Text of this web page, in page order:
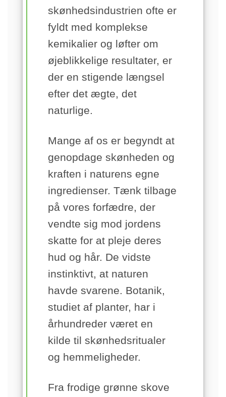
skønhedsindustrien ofte er
fyldt med komplekse
kemikalier og løfter om
øjeblikkelige resultater, er
der en stigende længsel
efter det ægte, det
naturlige.
Mange af os er begyndt at
genopdage skønheden og
kraften i naturens egne
ingredienser. Tænk tilbage
på vores forfædre, der
vendte sig mod jordens
skatte for at pleje deres
hud og hår. De vidste
instinktivt, at naturen
havde svarene. Botanik,
studiet af planter, har i
århundreder været en
kilde til skønhedsritualer
og hemmeligheder.
Fra frodige grønne skove